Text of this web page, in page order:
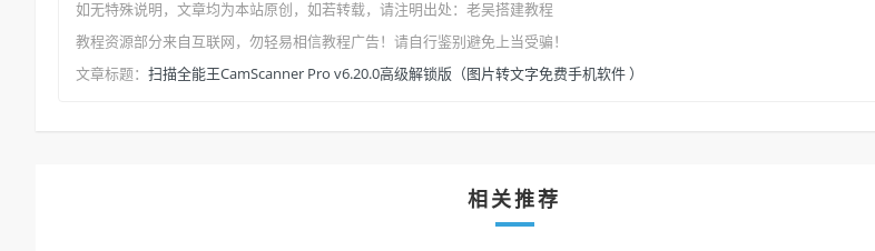
如无特殊说明，文章均为本站原创 ，如若转载，请注明出处： 老吴搭建教程
教程资源部分来自互联网，勿轻易相信教程广告！请自行鉴别避免上当受骗！
文章标题： 扫描全能王CamScanner Pro v6.20.0高级解锁版（图片转文字免费手机软件 ）
相关推荐